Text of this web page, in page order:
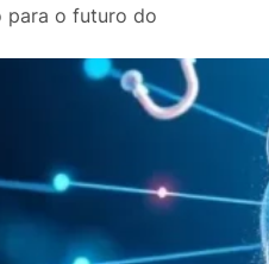
para o futuro do